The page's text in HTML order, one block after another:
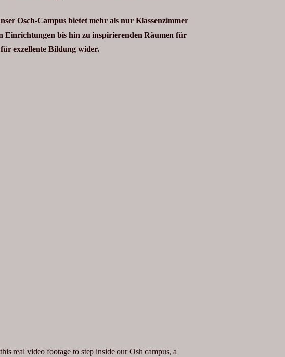
Osch-Campus bietet mehr als nur Klassenzimmer
Einrichtungen bis hin zu inspirierenden Räumen für
exzellente Bildung wider.
real video footage to step inside our Osh campus, a